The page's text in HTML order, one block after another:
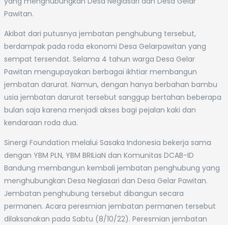
Pawitan.
Akibat dari putusnya jembatan penghubung tersebut,
berdampak pada roda ekonomi Desa Gelarpawitan yang
sempat tersendat. Selama 4 tahun warga Desa Gelar
Pawitan mengupayakan berbagai ikhtiar membangun
jembatan darurat. Namun, dengan hanya berbahan bambu
usia jembatan darurat tersebut sanggup bertahan beberapa
bulan saja karena menjadi akses bagi pejalan kaki dan
kendaraan roda dua.
Sinergi Foundation melalui Sasaka Indonesia bekerja sama
dengan YBM PLN, YBM BRILiaN dan Komunitas DCAB-ID
Bandung membangun kembali jembatan penghubung yang
menghubungkan Desa Neglasari dan Desa Gelar Pawitan.
Jembatan penghubung tersebut dibangun secara
permanen. Acara peresmian jembatan permanen tersebut
dilaksanakan pada Sabtu (8/10/22). Peresmian jembatan